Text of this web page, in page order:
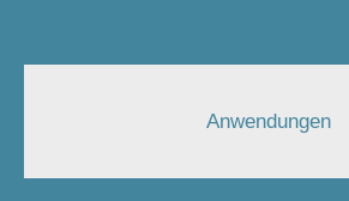
Anwendungen